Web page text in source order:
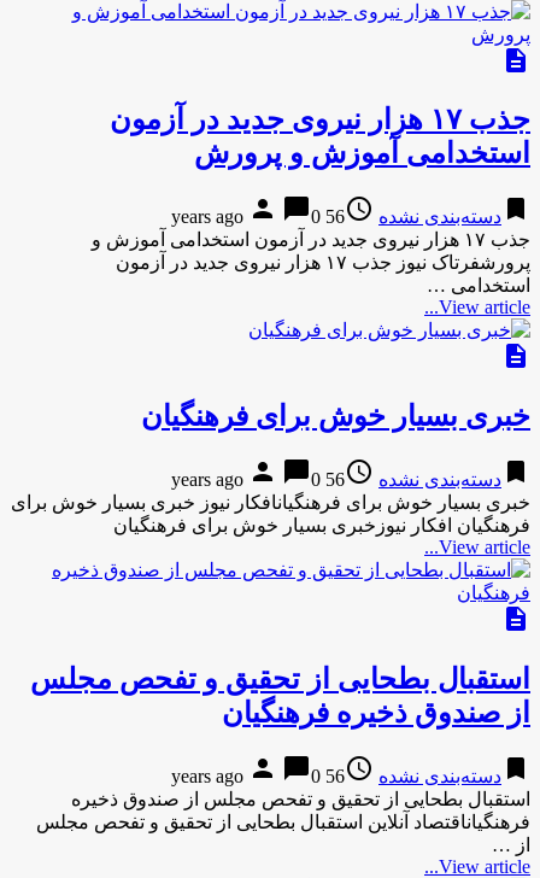
description
جذب ۱۷ هزار نیروی جدید در آزمون
استخدامی آموزش و پرورش
bookmark دسته‌بندی نشده access_time
56 years ago
person chat_bubble0
جذب ۱۷ هزار نیروی جدید در آزمون استخدامی آموزش و
پرورشفرتاک نیوز جذب ۱۷ هزار نیروی جدید در آزمون
استخدامی …
View article...
description
خبری بسیار خوش برای فرهنگیان
bookmark دسته‌بندی نشده access_time
56 years ago
person chat_bubble0
خبری بسیار خوش برای فرهنگیانافکار نیوز خبری بسیار خوش برای
فرهنگیان افکار نیوزخبری بسیار خوش برای فرهنگیان
View article...
description
استقبال بطحایی از تحقیق و تفحص مجلس
از صندوق ذخیره فرهنگیان
bookmark دسته‌بندی نشده access_time
56 years ago
person chat_bubble0
استقبال بطحایی از تحقیق و تفحص مجلس از صندوق ذخیره
فرهنگیاناقتصاد آنلاین استقبال بطحایی از تحقیق و تفحص مجلس
از …
View article...